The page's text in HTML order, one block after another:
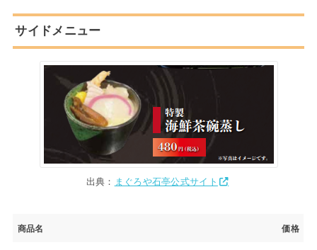
サイドメニュー
出典： まぐろや石亭公式サイト
商品名 価格